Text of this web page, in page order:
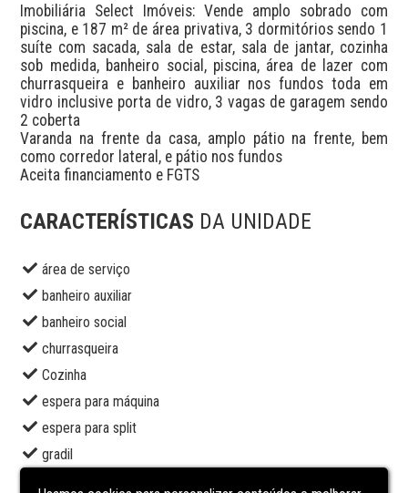
Imobiliária Select Imóveis: Vende amplo sobrado com
piscina, e 187 m² de área privativa, 3 dormitórios sendo 1
suíte com sacada, sala de estar, sala de jantar, cozinha
sob medida, banheiro social, piscina, área de lazer com
churrasqueira e banheiro auxiliar nos fundos toda em
vidro inclusive porta de vidro, 3 vagas de garagem sendo
2 coberta
Varanda na frente da casa, amplo pátio na frente, bem
como corredor lateral, e pátio nos fundos
CARACTERÍSTICAS DA UNIDADE
área de serviço
banheiro auxiliar
banheiro social
churrasqueira
Cozinha
espera para máquina
espera para split
gradil